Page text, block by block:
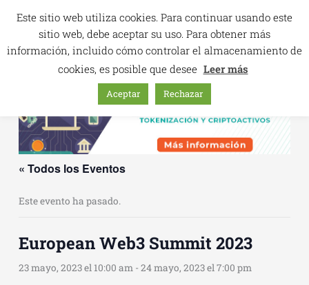
contenido
« Todos los Eventos
Este evento ha pasado.
European Web3 Summit 2023
23 mayo, 2023 el 10:00 am -24 mayo, 2023 el 7:00 pm
Este sitio web utiliza cookies. Para continuar usando este
sitio web, debe aceptar su uso. Para obtener más
información, incluido cómo controlar el almacenamiento de
cookies, es posible que desee Leer más
Aceptar Rechazar